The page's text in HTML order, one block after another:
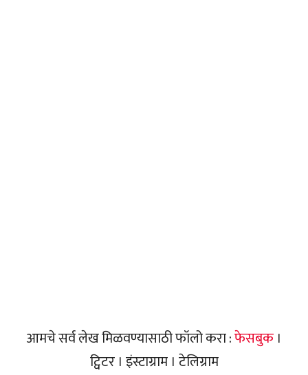
आमचे सर्व लेख मिळवण्यासाठी फॉलो करा :फेसबुक ।
ट्विटर । इंस्टाग्राम । टेलिग्राम